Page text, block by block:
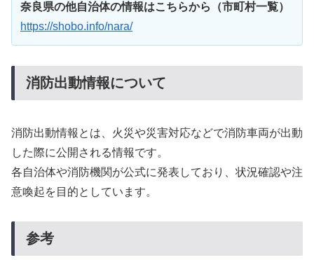
奈良県の他自治体の情報はこちらから（市町村一覧）
https://shobo.info/nara/
消防出動情報について
消防出動情報とは、火災や災害対応などで消防車両が出動
した際に公開される情報です。
各自治体や消防機関が公式に発表しており、状況確認や注
意喚起を目的としています。
参考